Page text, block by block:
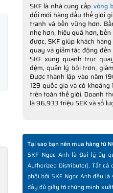
SKF là nhà cung cấp vòng
đổi mới hàng đầu thế giới
tranh và bền vững hơn.
nhẹ hơn, hiệu quả hơn,
được, SKF giúp khách
quay và giảm tác động
SKF xung quanh trục
đệm, quản lý bôi trơn,
Được thành lập vào năm
129 quốc gia và có
trên toàn thế giới. Doanh
là 96,933 triệu SEK và số
Tại sao bạn nên mua hàng từ
SKF Ngọc Anh là Đại lý ủy
Authorized Distributor). Tất cả
phối bởi SKF Ngọc Anh đều
đầy đủ giấy tờ chứng minh